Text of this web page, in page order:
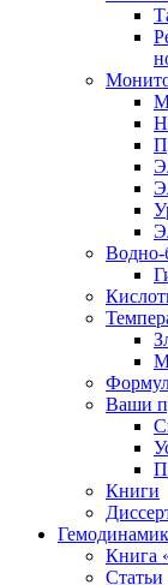
Водно-
Ваши
Книги
Книга
Статьи